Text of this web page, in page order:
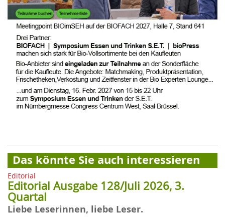
Das könnte Sie auch interessieren
Editorial
Editorial Ausgabe 128/Juli 2026, 3.
Quartal
Liebe Leserinnen, liebe Leser.